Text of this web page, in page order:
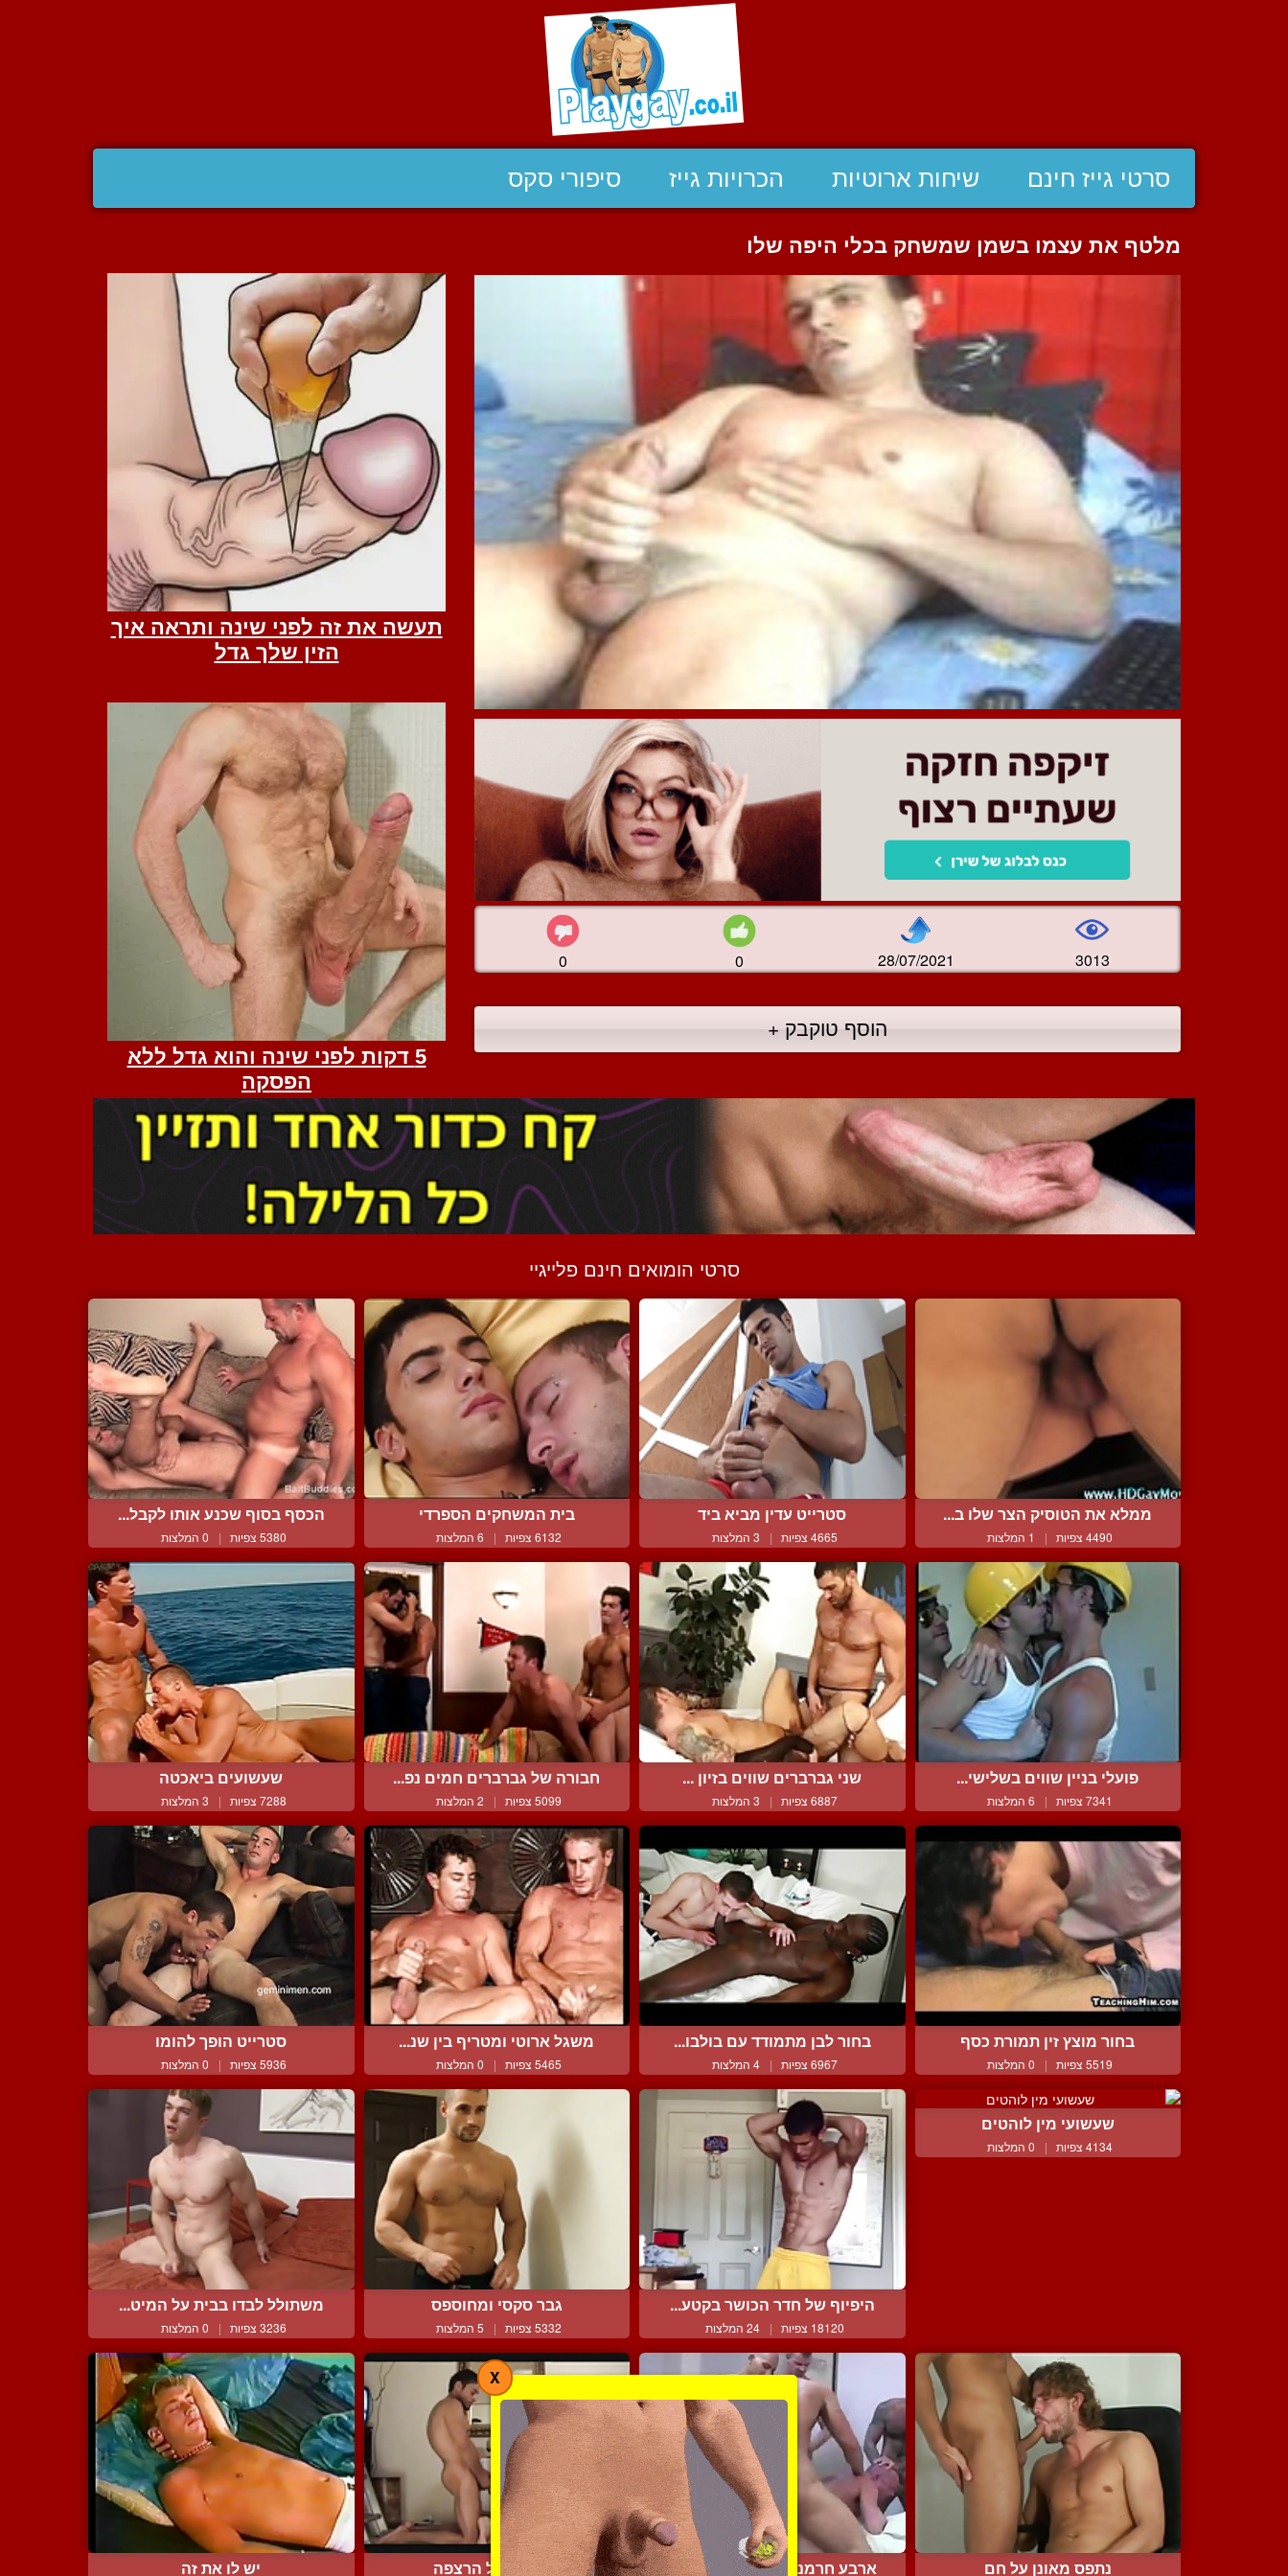
סרטי גייז חינם שיחות ארוטיות הכרויות גייז סיפורי סקס
מלטף את עצמו בשמן שמשחק בכלי היפה שלו
0 0 28/07/2021 3013
הוסף טוקבק +
סרטי הומואים חינם פלייגיי
ממלא את הטוסיק הצר שלו ב...
4490 צפיות | 1 המלצות
סטרייט עדין מביא ביד
4665 צפיות | 3 המלצות
בית המשחקים הספרדי
6132 צפיות | 6 המלצות
הכסף בסוף שכנע אותו לקבל...
5380 צפיות | 0 המלצות
פועלי בניין שווים בשלישי...
7341 צפיות | 6 המלצות
שני גברברים שווים בזיון ...
6887 צפיות | 3 המלצות
חבורה של גברברים חמים נפ...
5099 צפיות | 2 המלצות
שעשועים ביאכטה
7288 צפיות | 3 המלצות
בחור מוצץ זין תמורת כסף
5519 צפיות | 0 המלצות
בחור לבן מתמודד עם בולבו...
6967 צפיות | 4 המלצות
משגל ארוטי ומטריף בין שנ...
5465 צפיות | 0 המלצות
סטרייט הופך להומו
5936 צפיות | 0 המלצות
שעשועי מין לוהטים
4134 צפיות | 0 המלצות
היפיוף של חדר הכושר בקטע...
18120 צפיות | 24 המלצות
גבר סקסי ומחוספס
5332 צפיות | 5 המלצות
משתולל לבדו בבית על המיט...
3236 צפיות | 0 המלצות
נתפס מאונן על חם ארבע חרמנים בדפיקות אנאל... שוכבים על הרצפה יש לו את זה
X